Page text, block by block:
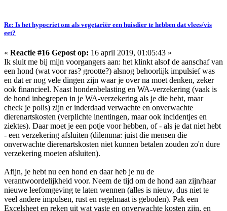
Re: Is het hypocriet om als vegetariër een huisdier te hebben dat vlees/vis
eet?
« Reactie #16 Gepost op: 16 april 2019, 01:05:43 »
Ik sluit me bij mijn voorgangers aan: het klinkt alsof de aanschaf van
een hond (wat voor ras? grootte?) alsnog behoorlijk impulsief was
en dat er nog vele dingen zijn waar je over na moet denken, zeker
ook financieel. Naast hondenbelasting en WA-verzekering (vaak is
de hond inbegrepen in je WA-verzekering als je die hebt, maar
check je polis) zijn er inderdaad verwachte en onverwachte
dierenartskosten (verplichte inentingen, maar ook incidentjes en
ziektes). Daar moet je een potje voor hebben, of - als je dat niet hebt
- een verzekering afsluiten (dilemma: juist die mensen die
onverwachte dierenartskosten niet kunnen betalen zouden zo'n dure
verzekering moeten afsluiten).
Afijn, je hebt nu een hond en daar heb je nu de
verantwoordelijkheid voor. Neem de tijd om de hond aan zijn/haar
nieuwe leefomgeving te laten wennen (alles is nieuw, dus niet te
veel andere impulsen, rust en regelmaat is geboden). Pak een
Excelsheet en reken uit wat vaste en onverwachte kosten zijn, en